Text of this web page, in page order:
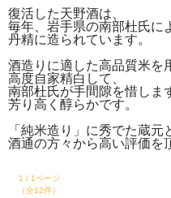
復活した天野酒は、
毎年、岩手県の南部杜氏に
丹精に造られています。
酒造りに適した高品質米を
高度自家精白して、
南部杜氏が手間隙を惜しま
芳り高く醇らかです。
「純米造り」に秀でた蔵元
酒通の方々から高い評価を
1 / 1ページ
（全12件）